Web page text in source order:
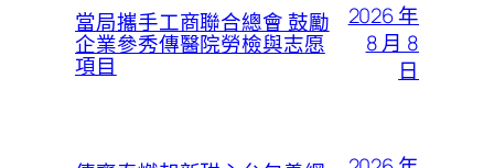
當局攜手工商聯合總會 鼓勵
企業參秀傳醫院勞檢與志愿
項目
2026 年
8 月 8
日